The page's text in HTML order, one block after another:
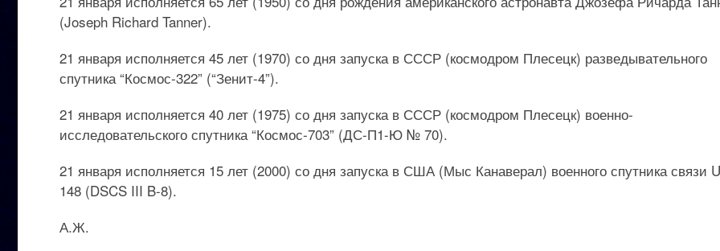
(Joseph Richard Tanner).
21 января исполняется 45 лет (1970) со дня запуска в СССР (космодром Плесецк) разведывательного
спутника “Космос-322” (“Зенит-4”).
21 января исполняется 40 лет (1975) со дня запуска в СССР (космодром Плесецк) военно-
исследовательского спутника “Космос-703” (ДС-П1-Ю № 70).
21 января исполняется 15 лет (2000) со дня запуска в США (Мыс Канаверал) военного спутника связи
148 (DSCS III B-8).
А.Ж.